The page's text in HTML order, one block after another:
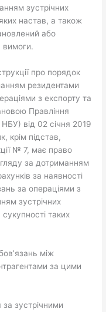
зустрічних
настав, а також
або
вимоги.
про порядок
резидентами
з експорту та
Правління
НБУ) від 02 січня 2019
крім підстав,
№ 7, має право
за дотриманням
за наявності
за операціями з
зустрічних
таких
між
за цими
зустрічними